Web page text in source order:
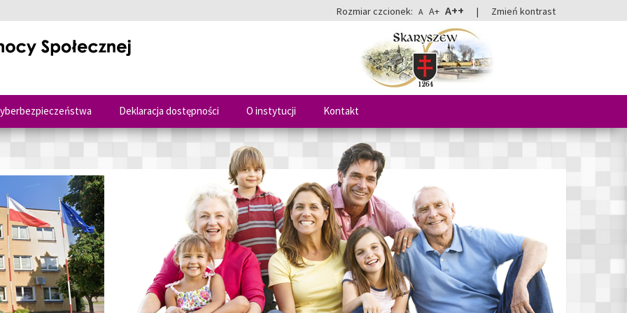
Rozmiar czcionek: A A+ A++ | Zmień kontrast
Deklaracja dostępności O instytucji Kontakt